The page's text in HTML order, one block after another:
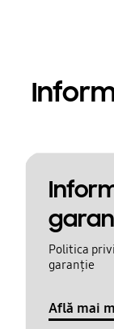
Politica
garanție
Află mai